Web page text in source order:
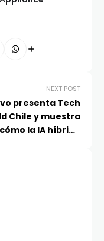
NEXT POST
presenta Tech
Chile y muestra
cómo la IA híbrida